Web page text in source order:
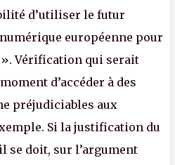
d’utiliser le futur
européenne pour
Vérification qui serait
d’accéder à des
préjudiciables aux
Si la justification du
se doit, sur l’argument